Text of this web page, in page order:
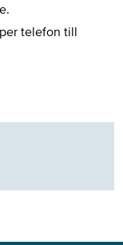
telefon till